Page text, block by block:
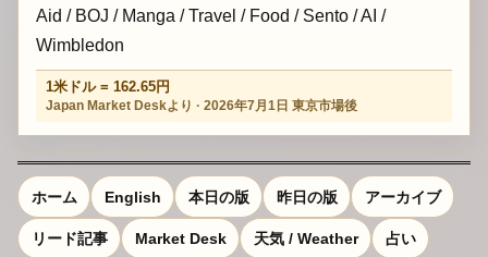
Aid / BOJ / Manga / Travel / Food / Sento / AI /
Wimbledon
1米ドル = 162.65円
Japan Market Deskより · 2026年7月1日 東京市場後
ホーム English 本日の版 昨日の版 アーカイブ
リード記事 Market Desk 天気 / Weather 占い